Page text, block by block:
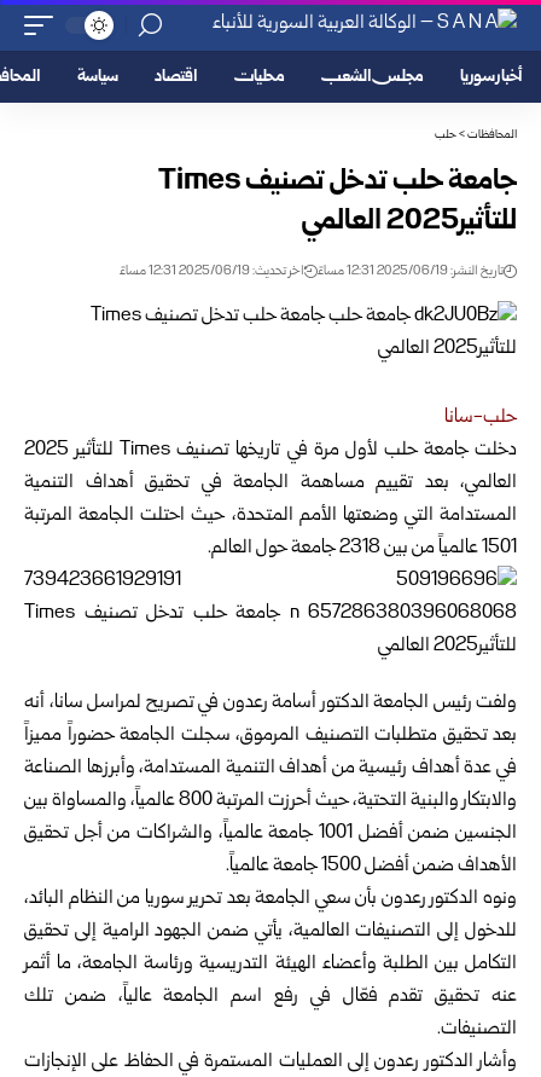
أخبار سوريا مجلس الشعب محليات اقتصاد سياسة
المحافظات>حلب
جامعة حلب تدخل تصنيف Times
للتأثير2025 العالمي
تاريخ النشر: 2025/06/19 12:31 مساءً اخر تحديث: 2025/06/19 12:31 مساءً
حلب-سانا
دخلت جامعة حلب لأول مرة في تاريخها تصنيف Times للتأثير 2025
العالمي، بعد تقييم مساهمة الجامعة في تحقيق أهداف التنمية
المستدامة التي وضعتها الأمم المتحدة، حيث احتلت الجامعة المرتبة
1501 عالمياً من بين 2318 جامعة حول العالم.
ولفت رئيس الجامعة الدكتور أسامة رعدون في تصريح لمراسل سانا، أنه
بعد تحقيق متطلبات التصنيف المرموق، سجلت الجامعة حضوراً مميزاً
في عدة أهداف رئيسية من أهداف التنمية المستدامة، وأبرزها الصناعة
والابتكار والبنية التحتية، حيث أحرزت المرتبة 800 عالمياً، والمساواة بين
الجنسين ضمن أفضل 1001 جامعة عالمياً، والشراكات من أجل تحقيق
الأهداف ضمن أفضل 1500 جامعة عالمياً.
ونوه الدكتور رعدون بأن سعي الجامعة بعد تحرير سوريا من النظام البائد،
للدخول إلى التصنيفات العالمية، يأتي ضمن الجهود الرامية إلى تحقيق
التكامل بين الطلبة وأعضاء الهيئة التدريسية ورئاسة الجامعة، ما أثمر
عنه تحقيق تقدم فعّال في رفع اسم الجامعة عالياً، ضمن تلك
التصنيفات.
وأشار الدكتور رعدون إلى العمليات المستمرة في الحفاظ على الإنجازات